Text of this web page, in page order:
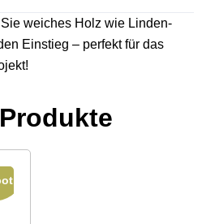
weiches Holz wie Linden-
Einstieg – perfekt für das